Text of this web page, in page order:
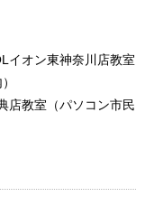
オン東神奈川店教室
店教室（パソコン市民